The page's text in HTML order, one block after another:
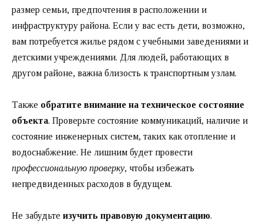
размер семьи, предпочтения в расположении и
инфраструктуру района. Если у вас есть дети, возможно,
вам потребуется жилье рядом с учебными заведениями и
детскими учреждениями. Для людей, работающих в
другом районе, важна близость к транспортным узлам.
Также обратите внимание на техническое состояние
объекта. Проверьте состояние коммуникаций, наличие и
состояние инженерных систем, таких как отопление и
водоснабжение. Не лишним будет провести
профессиональную проверку, чтобы избежать
непредвиденных расходов в будущем.
Не забудьте изучить правовую документацию.